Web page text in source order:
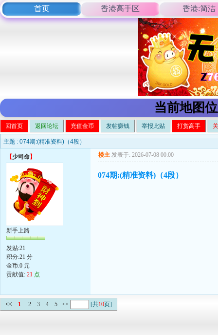
首页 香港高手区 香港:简洁
当前地图
回首页 返回论坛 充值金币 发帖赚钱 举报此贴 打赏高手
主题 : 074期:(精准资料)（4段）
【少司命】
新手上路
发贴:21
积分:21 分
金币:0 元
贡献值: 21 点
楼主 发表于: 2026-07-08 00:00
074期:(精准资料)（4段）
<< 1 2 3 4 5 >> [共10页]